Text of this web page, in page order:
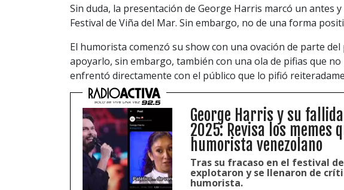
Sin duda, la presentación de George Harris marcó un antes
Festival de Viña del Mar. Sin embargo, no de una forma
El humorista comenzó su show con una ovación de parte
apoyarlo, sin embargo, también con una ola de pifias que
enfrentó directamente con el público que lo pifió
George Harris y su
2025: Revisa los memes
humorista venezolano
Tras su fracaso en el festival
explotaron y se llenaron de
humorista.